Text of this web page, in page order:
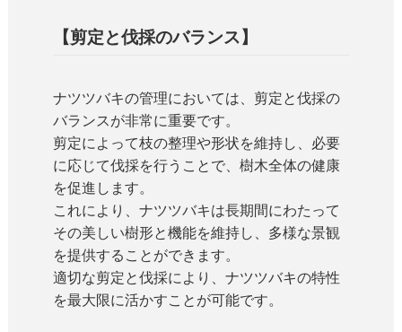
【剪定と伐採のバランス】
ナツツバキの管理においては、剪定と伐採の
バランスが非常に重要です。
剪定によって枝の整理や形状を維持し、必要
に応じて伐採を行うことで、樹木全体の健康
を促進します。
これにより、ナツツバキは長期間にわたって
その美しい樹形と機能を維持し、多様な景観
を提供することができます。
適切な剪定と伐採により、ナツツバキの特性
を最大限に活かすことが可能です。